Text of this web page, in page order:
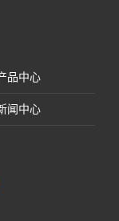
品中心
闻中心